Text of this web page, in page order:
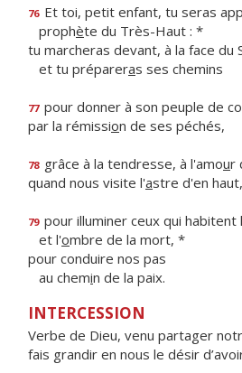
76 Et toi, petit enfant, tu seras
prophète du Très-Haut : *
tu marcheras devant, à la face du
et tu prépareras ses chemins
77 pour donner à son peuple de
par la rémission de ses péchés,
78 grâce à la tendresse, à l'amour
quand nous visite l'astre d'en haut,
79 pour illuminer ceux qui
et l'ombre de la mort, *
pour conduire nos pas
au chemin de la paix.
INTERCESSION
Verbe de Dieu, venu partager
fais grandir en nous le désir